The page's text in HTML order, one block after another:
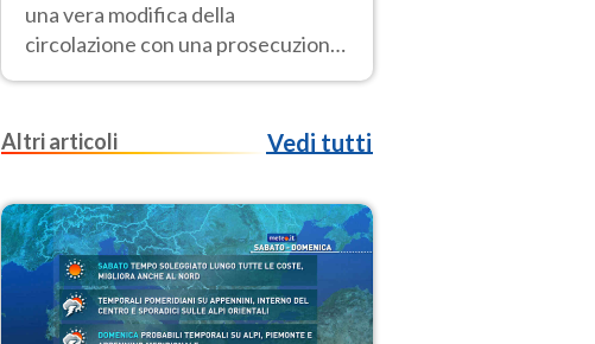
una vera modifica della
circolazione con una prosecuzione
del caldo fuori scala per molti
Ferragosto
Altri articoli Vedi tutti